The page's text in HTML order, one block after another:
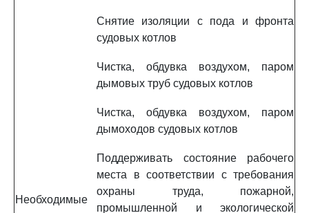
Снятие изоляции с пода и фронта
судовых котлов
Чистка, обдувка воздухом, паром
дымовых труб судовых котлов
Чистка, обдувка воздухом, паром
дымоходов судовых котлов
Необходимые
Поддерживать состояние рабочего
места в соответствии с требования
охраны труда, пожарной,
промышленной и экологической